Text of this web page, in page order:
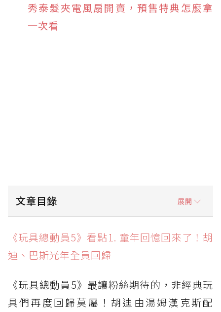
秀泰髮夾電風扇開賣，預售特典怎麼拿
一次看
文章目錄 展開
《玩具總動員5》看點1. 童年回憶回來了！胡
迪、巴斯光年全員回歸
《玩具總動員5》看點2. 玩具遇上3C科技，平板
《玩具總動員5》看點3. 科技不是大魔王！導演
想拍的是改變與共存
《玩具總動員5》看點1. 童年回憶回來了！胡
迪、巴斯光年全員回歸
《玩具總動員5》最讓粉絲期待的，非經典玩
具們再度回歸莫屬！胡迪由湯姆漢克斯配